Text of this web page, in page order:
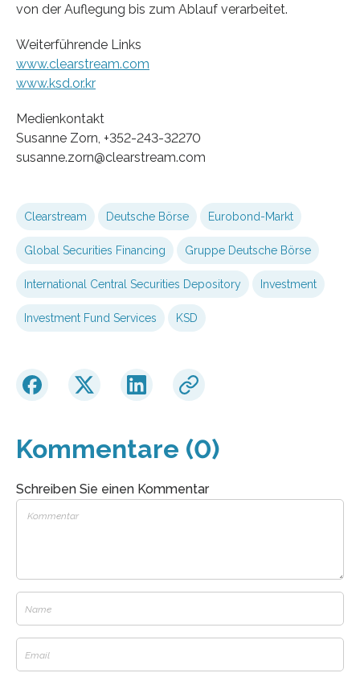
von der Auflegung bis zum Ablauf verarbeitet.
Weiterführende Links
www.clearstream.com
www.ksd.or.kr
Medienkontakt
Susanne Zorn, +352-243-32270
susanne.zorn@clearstream.com
Clearstream Deutsche Börse Eurobond-Markt
Global Securities Financing Gruppe Deutsche Börse
International Central Securities Depository Investment
Investment Fund Services KSD
Kommentare (0)
Schreiben Sie einen Kommentar